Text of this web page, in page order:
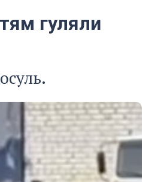
гуляли